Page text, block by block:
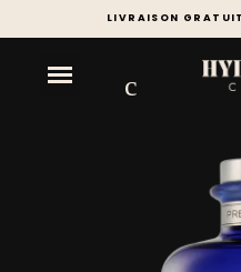
LIVRAISON